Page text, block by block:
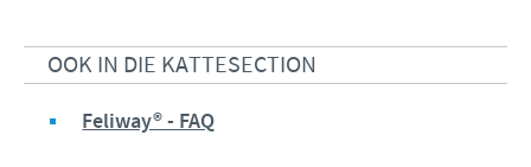
Varke
Ondersteuningsprogramme
Besigheid en wetenskaplike venootskappe
Vind hiermee ons hoof poste
Jou persoonlike ontwikkeling
Ons werwings proses
OOK IN DIE KATTESECTION
Feliway® - FAQ